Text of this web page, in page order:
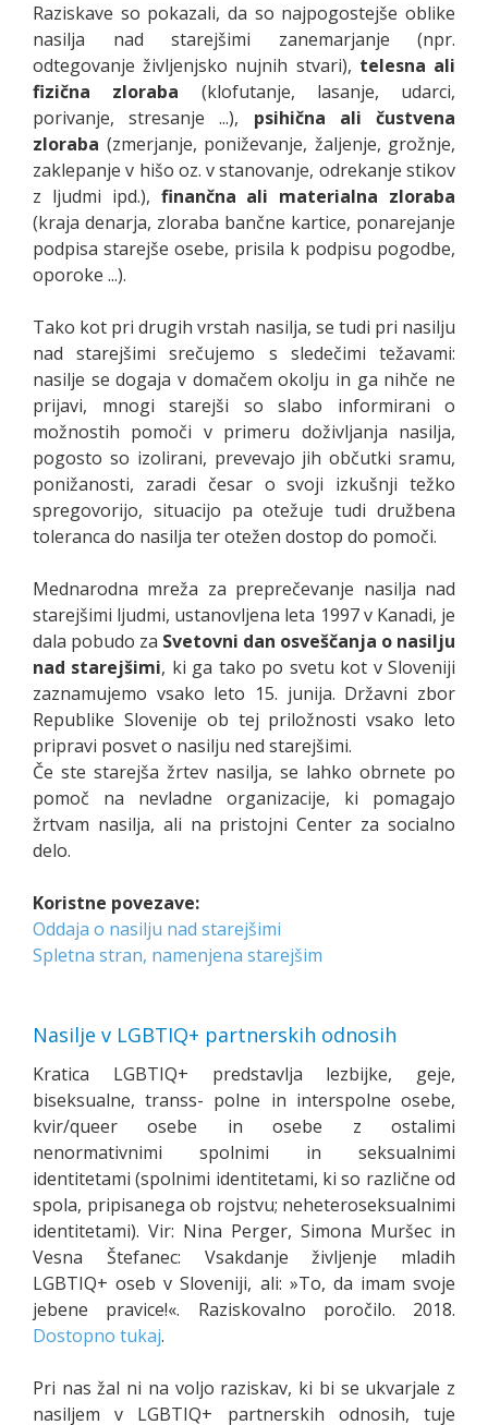
Raziskave so pokazali, da so najpogostejše oblike
nasilja nad starejšimi zanemarjanje (npr.
odtegovanje življenjsko nujnih stvari), telesna ali
fizična zloraba (klofutanje, lasanje, udarci,
porivanje, stresanje ...), psihična ali čustvena
zloraba (zmerjanje, poniževanje, žaljenje, grožnje,
zaklepanje v hišo oz. v stanovanje, odrekanje stikov
z ljudmi ipd.), finančna ali materialna zloraba
(kraja denarja, zloraba bančne kartice, ponarejanje
podpisa starejše osebe, prisila k podpisu pogodbe,
oporoke ...).
Tako kot pri drugih vrstah nasilja, se tudi pri nasilju
nad starejšimi srečujemo s sledečimi težavami:
nasilje se dogaja v domačem okolju in ga nihče ne
prijavi, mnogi starejši so slabo informirani o
možnostih pomoči v primeru doživljanja nasilja,
pogosto so izolirani, prevevajo jih občutki sramu,
ponižanosti, zaradi česar o svoji izkušnji težko
spregovorijo, situacijo pa otežuje tudi družbena
toleranca do nasilja ter otežen dostop do pomoči.
Mednarodna mreža za preprečevanje nasilja nad
starejšimi ljudmi, ustanovljena leta 1997 v Kanadi, je
dala pobudo za Svetovni dan osveščanja o nasilju
nad starejšimi, ki ga tako po svetu kot v Sloveniji
zaznamujemo vsako leto 15. junija. Državni zbor
Republike Slovenije ob tej priložnosti vsako leto
pripravi posvet o nasilju ned starejšimi.
Če ste starejša žrtev nasilja, se lahko obrnete po
pomoč na nevladne organizacije, ki pomagajo
žrtvam nasilja, ali na pristojni Center za socialno
delo.
Koristne povezave:
Oddaja o nasilju nad starejšimi
Spletna stran, namenjena starejšim
Nasilje v LGBTIQ+ partnerskih odnosih
Kratica LGBTIQ+ predstavlja lezbijke, geje,
biseksualne, transs- polne in interspolne osebe,
kvir/queer osebe in osebe z ostalimi
nenormativnimi spolnimi in seksualnimi
identitetami (spolnimi identitetami, ki so različne od
spola, pripisanega ob rojstvu; neheteroseksualnimi
identitetami). Vir: Nina Perger, Simona Muršec in
Vesna Štefanec: Vsakdanje življenje mladih
LGBTIQ+ oseb v Sloveniji, ali: »To, da imam svoje
jebene pravice!«. Raziskovalno poročilo. 2018.
Dostopno tukaj.
Pri nas žal ni na voljo raziskav, ki bi se ukvarjale z
nasiljem v LGBTIQ+ partnerskih odnosih, tuje